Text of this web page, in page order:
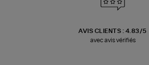
AVIS CLIENTS : 4.83/5
avec avis vérifiés